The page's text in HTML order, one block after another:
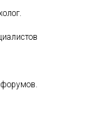
форумов.